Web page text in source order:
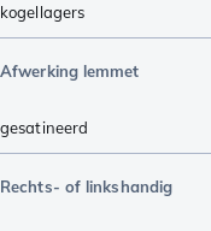
kogellagers
Afwerking lemmet
gesatineerd
Rechts- of linkshandig